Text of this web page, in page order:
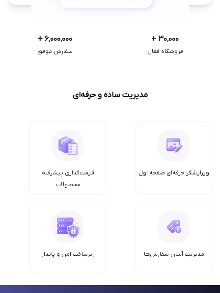
۳۰٬۰۰۰ +
فروشگاه فعال
۶٬۰۰۰٬۰۰۰ +
سفارش موفق
مدیریت ساده و حرفه‌ای
ویرایشگر حرفه‌ای صفحه اول
قیمت‌گذاری پیشرفته
محصولات
مدیریت آسان سفارش‌ها زیرساخت امن‌ و پایدار